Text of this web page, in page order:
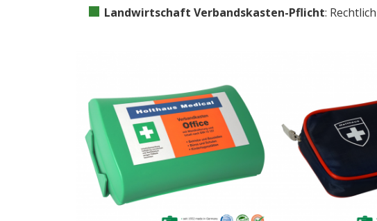
Landwirtschaft Verbandskasten-Pflicht: